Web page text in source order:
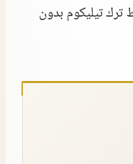
تيليكوم بدون